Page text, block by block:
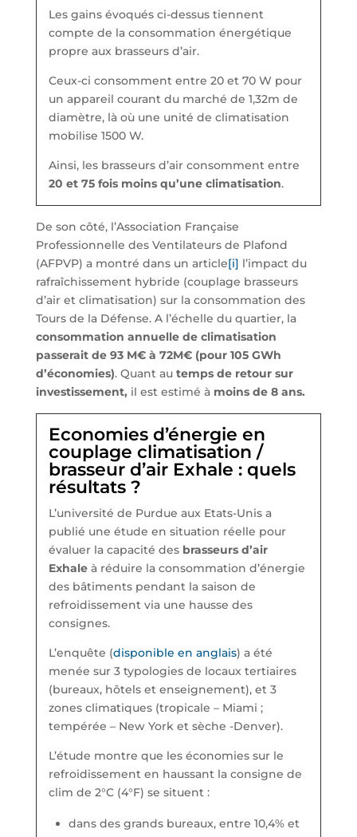
Les gains évoqués ci-dessus tiennent
compte de la consommation énergétique
propre aux brasseurs d’air.
Ceux-ci consomment entre 20 et 70 W pour
un appareil courant du marché de 1,32m de
diamètre, là où une unité de climatisation
mobilise 1500 W.
Ainsi, les brasseurs d’air consomment entre
20 et 75 fois moins qu’une climatisation.
De son côté, l’Association Française
Professionnelle des Ventilateurs de Plafond
(AFPVP) a montré dans un article[i] l’impact du
rafraîchissement hybride (couplage brasseurs
d’air et climatisation) sur la consommation des
Tours de la Défense. A l’échelle du quartier, la
consommation annuelle de climatisation
passerait de 93 M€ à 72M€ (pour 105 GWh
d’économies). Quant au temps de retour sur
investissement, il est estimé à moins de 8 ans.
Economies d’énergie en
couplage climatisation /
brasseur d’air Exhale : quels
résultats ?
L’université de Purdue aux Etats-Unis a
publié une étude en situation réelle pour
évaluer la capacité des brasseurs d’air
Exhaleà réduire la consommation d’énergie
des bâtiments pendant la saison de
refroidissement via une hausse des
consignes.
L’enquête (disponible en anglais) a été
menée sur 3 typologies de locaux tertiaires
(bureaux, hôtels et enseignement), et 3
zones climatiques (tropicale – Miami ;
tempérée – New York et sèche -Denver).
L’étude montre que les économies sur le
refroidissement en haussant la consigne de
clim de 2°C (4°F) se situent :
dans des grands bureaux, entre 10,4% et